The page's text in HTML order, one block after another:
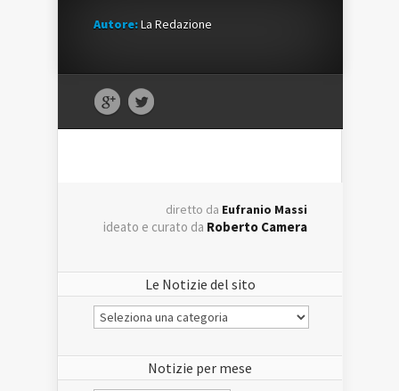
Autore:La Redazione
diretto da Eufranio Massi
ideato e curato da Roberto Camera
Le Notizie del sito
Le
Notizie
Notizie per mese